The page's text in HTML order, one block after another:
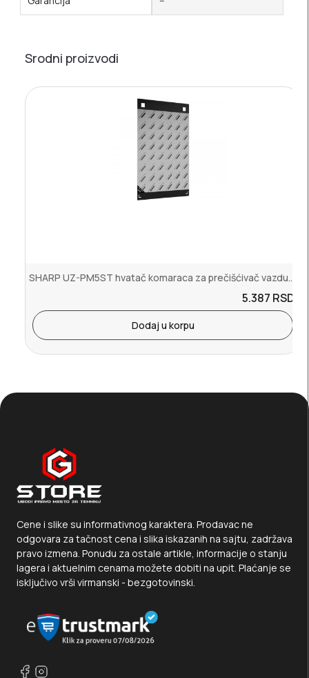
Srodni proizvodi
SHARP UZ-PM5ST hvatač komaraca za prečišćivač vazduha
5.387 RSD.
Dodaj u korpu
Cene i slike su informativnog karaktera. Prodavac ne
odgovara za tačnost cena i slika iskazanih na sajtu, zadržava
pravo izmena. Ponudu za ostale artikle, informacije o stanju
lagera i aktuelnim cenama možete dobiti na upit. Plaćanje se
isključivo vrši virmanski - bezgotovinski.